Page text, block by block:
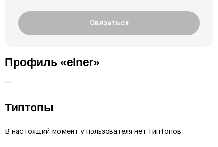
Связаться
Профиль «elner»
—
Типтопы
В настоящий момент у пользователя нет ТипТопов